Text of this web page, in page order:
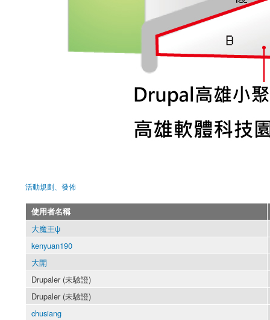
活動規劃、發佈
使用者名稱
大魔王ψ
kenyuan190
大開
Drupaler (未驗證)
Drupaler (未驗證)
chusiang